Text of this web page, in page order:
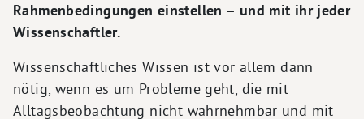
Rahmenbedingungen einstellen – und mit ihr jeder
Wissenschaftler.
Wissenschaftliches Wissen ist vor allem dann
nötig, wenn es um Probleme geht, die mit
Alltagsbeobachtung nicht wahrnehmbar und mit